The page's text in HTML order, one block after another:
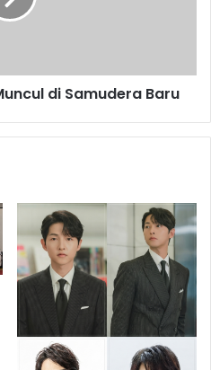
di Samudera Baru